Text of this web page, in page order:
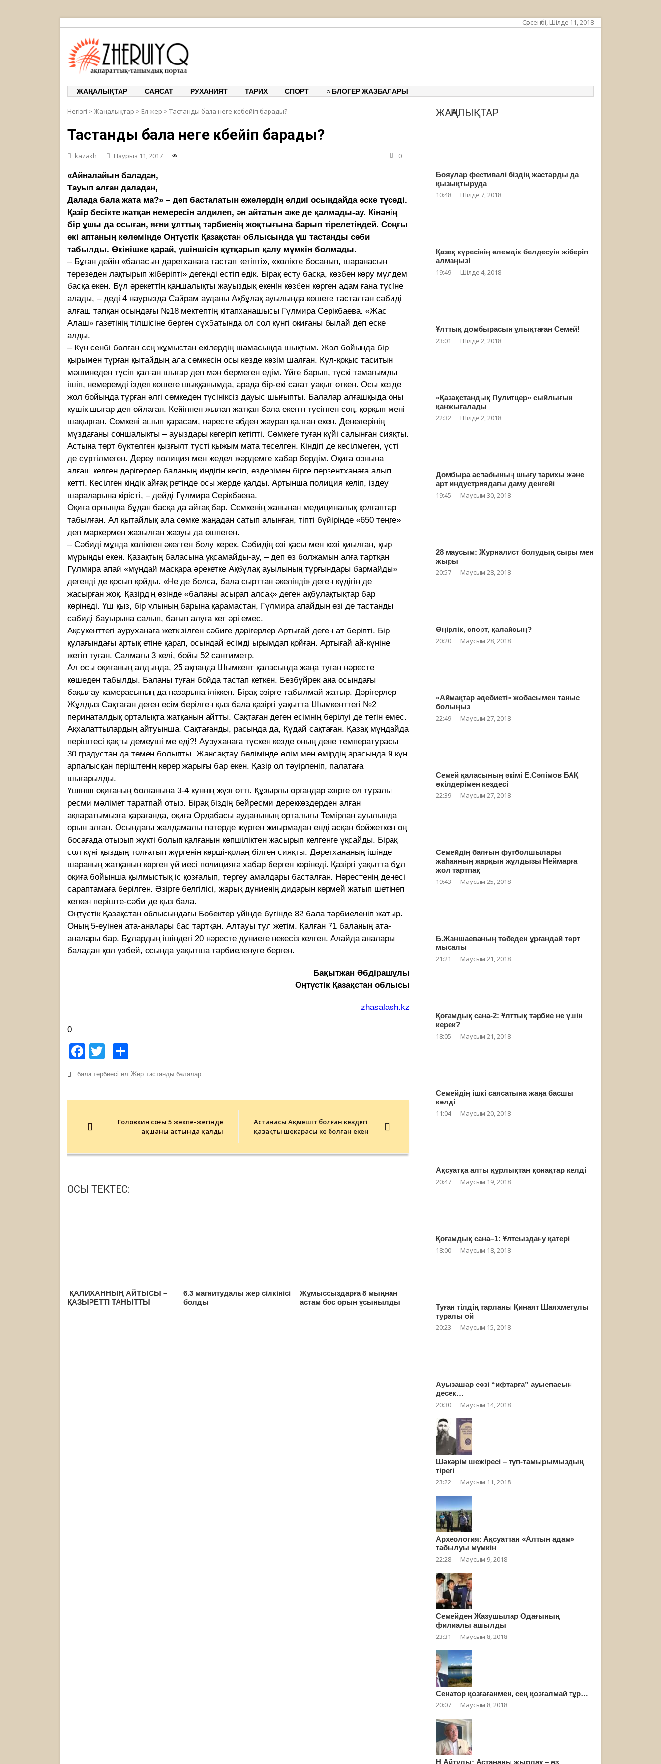
Сәрсенбі, Шілде 11, 2018
ЖАҢАЛЫҚТАР САЯСАТ РУХАНИЯТ ТАРИХ СПОРТ ○ БЛОГЕР ЖАЗБАЛАРЫ
Негізгі > Жаңалықтар > Ел-жер > Тастанды бала неге көбейіп барады?
Тастанды бала неге көбейіп барады?
kazakh Наурыз 11, 2017 0
«Айналайын баладан,
Тауып алған даладан,
Далада бала жата ма?» – деп басталатын әжелердің әлдиі осындайда еске түседі.
Қазір бесікте жатқан немересін әлдилеп, ән айтатын әже де қалмады-ау. Кінәнің
бір ұшы да осыған, яғни ұлттық тәрбиенің жоқтығына барып тірелетіндей. Соңғы
екі аптаның көлемінде Оңтүстік Қазақстан облысында үш тастанды сәби
табылды. Өкінішке қарай, үшіншісін құтқарып қалу мүмкін болмады.
– Бұған дейін «баласын дәретханаға тастап кетіпті», «көлікте босанып, шаранасын
терезеден лақтырып жіберіпті» дегенді естіп едік. Бірақ есту басқа, көзбен көру мүлдем
басқа екен. Бұл әрекеттің қаншалықты жауыздық екенін көзбен көрген адам ғана түсіне
алады, – деді 4 наурызда Сайрам ауданы Ақбұлақ ауылында көшеге тасталған сәбиді
алғаш тапқан осындағы №18 мектептің кітапханашысы Гүлмира Серікбаева. «Жас
Алаш» газетінің тілшісіне берген сұхбатында ол сол күнгі оқиғаны былай деп еске
алды.
– Күн сенбі болған соң жұмыстан екілердің шамасында шықтым. Жол бойында бір
қырымен тұрған қытайдың ала сөмкесін осы кезде көзім шалған. Күл-қоқыс таситын
мәшинеден түсіп қалған шығар деп мән бермеген едім. Үйге барып, түскі тамағымды
ішіп, немеремді іздеп көшеге шыққанымда, арада бір-екі сағат уақыт өткен. Осы кезде
жол бойында тұрған әлгі сөмкеден түсініксіз дауыс шығыпты. Балалар алғашқыда оны
күшік шығар деп ойлаған. Кейіннен жылап жатқан бала екенін түсінген соң, қорқып мені
шақырған. Сөмкені ашып қарасам, нәресте әбден жаурап қалған екен. Денелерінің
мұздағаны соншалықты – ауыздары көгеріп кетіпті. Сөмкеге туған күйі салынған сияқты.
Астына төрт бүктелген қызғылт түсті қыжым мата төселген. Кіндігі де кесілмеген, үсті
де сүртілмеген. Дереу полиция мен жедел жәрдемге хабар бердім. Оқиға орнына
алғаш келген дәрігерлер баланың кіндігін кесіп, өздерімен бірге перзентханаға алып
кетті. Кесілген кіндік айғақ ретінде осы жерде қалды. Артынша полиция келіп, іздеу
шараларына кірісті, – дейді Гүлмира Серікбаева.
Оқиға орнында бұдан басқа да айғақ бар. Сөмкенің жанынан медициналық қолғаптар
табылған. Ал қытайлық ала сөмке жаңадан сатып алынған, тіпті бүйірінде «650 теңге»
деп маркермен жазылған жазуы да өшпеген.
– Сәбиді мұнда көлікпен әкелген болу керек. Сәбидің өзі қасы мен көзі қиылған, қыр
мұрынды екен. Қазақтың баласына ұқсамайды-ау, – деп өз болжамын алға тартқан
Гүлмира апай «мұндай масқара әрекетке Ақбұлақ ауылының тұрғындары бармайды»
дегенді де қосып қойды. «Не де болса, бала сырттан әкелінді» деген күдігін де
жасырған жоқ. Қазірдің өзінде «баланы асырап алсақ» деген ақбұлақтықтар бар
көрінеді. Үш қыз, бір ұлының барына қарамастан, Гүлмира апайдың өзі де тастанды
сәбиді бауырына салып, бағып алуға кет әрі емес.
Ақсукенттегі ауруханаға жеткізілген сәбиге дәрігерлер Артығай деген ат беріпті. Бір
құлағындағы артық етіне қарап, осындай есімді ырымдап қойған. Артығай ай-күніне
жетіп туған. Салмағы 3 келі, бойы 52 сантиметр.
Ал осы оқиғаның алдында, 25 ақпанда Шымкент қаласында жаңа туған нәресте
көшеден табылды. Баланы туған бойда тастап кеткен. Безбүйрек ана осындағы
бақылау камерасының да назарына іліккен. Бірақ әзірге табылмай жатыр. Дәрігерлер
Жұлдыз Сақтаған деген есім берілген қыз бала қазіргі уақытта Шымкенттегі №2
перинаталдық орталықта жатқанын айтты. Сақтаған деген есімнің берілуі де тегін емес.
Ақхалаттылардың айтуынша, Сақтағанды, расында да, Құдай сақтаған. Қазақ мұндайда
періштесі қақты демеуші ме еді?! Ауруханаға түскен кезде оның дене температурасы
30 градустан да төмен болыпты. Жансақтау бөлімінде өлім мен өмірдің арасында 9 күн
арпалысқан періштенің көрер жарығы бар екен. Қазір ол тәуірленіп, палатаға
шығарылды.
Үшінші оқиғаның болғанына 3-4 күннің жүзі өтті. Құзырлы органдар әзірге ол туралы
ресми мәлімет таратпай отыр. Бірақ біздің бейресми дереккөздерден алған
ақпаратымызға қарағанда, оқиға Ордабасы ауданының орталығы Темірлан ауылында
орын алған. Осындағы жалдамалы пәтерде жүрген жиырмадан енді асқан бойжеткен оң
босағада отырып жүкті болып қалғанын көпшіліктен жасырып келгенге ұқсайды. Бірақ
сол күні қыздың толғатып жүргенін көрші-қолаң білген сияқты. Дәретхананың ішінде
шараның жатқанын көрген үй иесі полицияға хабар берген көрінеді. Қазіргі уақытта бұл
оқиға бойынша қылмыстық іс қозғалып, тергеу амалдары басталған. Нәрестенің денесі
сараптамаға берілген. Әзірге белгілісі, жарық дүниенің дидарын көрмей жатып шетінеп
кеткен періште-сәби де қыз бала.
Оңтүстік Қазақстан облысындағы Бөбектер үйінде бүгінде 82 бала тәрбиеленіп жатыр.
Оның 5-еуінен ата-аналары бас тартқан. Алтауы тұл жетім. Қалған 71 баланың ата-
аналары бар. Бұлардың ішіндегі 20 нәресте дүниеге некесіз келген. Алайда аналары
баладан қол үзбей, осында уақытша тәрбиеленуге берген.
Бақытжан Әбдірашұлы
Оңтүстік Қазақстан облысы
zhasalash.kz
0
Facebook
Twitter
бала тәрбиесі ел Жер тастанды балалар
navigationГоловкин соңғы 5 жекпе-жегінде
ақшаның астында қалды
Астанасы Ақмешіт болған кездегі
қазақтың шекарасы кең болған екен
ОСЫ ТЕКТЕС:
ҚАЛИХАННЫҢ АЙТЫСЫ –
ҚАЗЫРЕТТІ ТАНЫТТЫ
6.3 магнитудалы жер сілкінісі
болды
Жұмыссыздарға 8 мыңнан
астам бос орын ұсынылды
ЖАҢАЛЫҚТАР
Бояулар фестивалі біздің жастарды да
қызықтыруда
10:48 Шілде 7, 2018
Қазақ күресінің әлемдік белдесуін жіберіп
алмаңыз!
19:49 Шілде 4, 2018
Ұлттық домбырасын ұлықтаған Семей!
23:01 Шілде 2, 2018
«Қазақстандық Пулитцер» сыйлығын
қанжығалады
22:32 Шілде 2, 2018
Домбыра аспабының шығу тарихы және
арт индустриядағы даму деңгейі
19:45 Маусым 30, 2018
28 маусым: Журналист болудың сыры мен
жыры
20:57 Маусым 28, 2018
Өңірлік, спорт, қалайсың?
20:20 Маусым 28, 2018
«Аймақтар әдебиеті» жобасымен таныс
болыңыз
22:49 Маусым 27, 2018
Семей қаласының әкімі Е.Сәлімов БАҚ
өкілдерімен кездесі
22:39 Маусым 27, 2018
Семейдің балғын футболшылары
жаһанның жарқын жұлдызы Неймарға
жол тартпақ
19:43 Маусым 25, 2018
Б.Жаншаеваның төбеден ұрғандай төрт
мысалы
21:21 Маусым 21, 2018
Қоғамдық сана-2: Ұлттық тәрбие не үшін
керек?
18:05 Маусым 21, 2018
Семейдің ішкі саясатына жаңа басшы
келді
11:04 Маусым 20, 2018
Ақсуатқа алты құрлықтан қонақтар келді
20:47 Маусым 19, 2018
Қоғамдық сана–1: Ұлтсыздану қатері
18:00 Маусым 18, 2018
Туған тілдің тарланы Қинаят Шаяхметұлы
туралы ой
20:23 Маусым 15, 2018
Ауызашар сөзі “ифтарға” ауыспасын
десек…
20:30 Маусым 14, 2018
Шәкәрім шежіресі – түп-тамырымыздың
тірегі
23:22 Маусым 11, 2018
Археология: Ақсуаттан «Алтын адам»
табылуы мүмкін
22:28 Маусым 9, 2018
Cемейден Жазушылар Одағының
филиалы ашылды
23:31 Маусым 8, 2018
Сенатор қозғағанмен, сең қозғалмай тұр…
20:07 Маусым 8, 2018
Н.Айтұлы: Астананы жырлау – өз